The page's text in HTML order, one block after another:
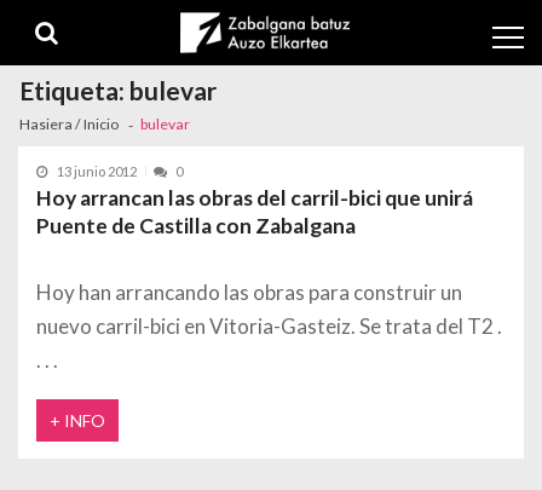
Etiqueta: bulevar
Hasiera / Inicio bulevar
13 junio 2012 0
Hoy arrancan las obras del carril-bici que unirá
Puente de Castilla con Zabalgana
Hoy han arrancando las obras para construir un
nuevo carril-bici en Vitoria-Gasteiz. Se trata del T2
+ INFO